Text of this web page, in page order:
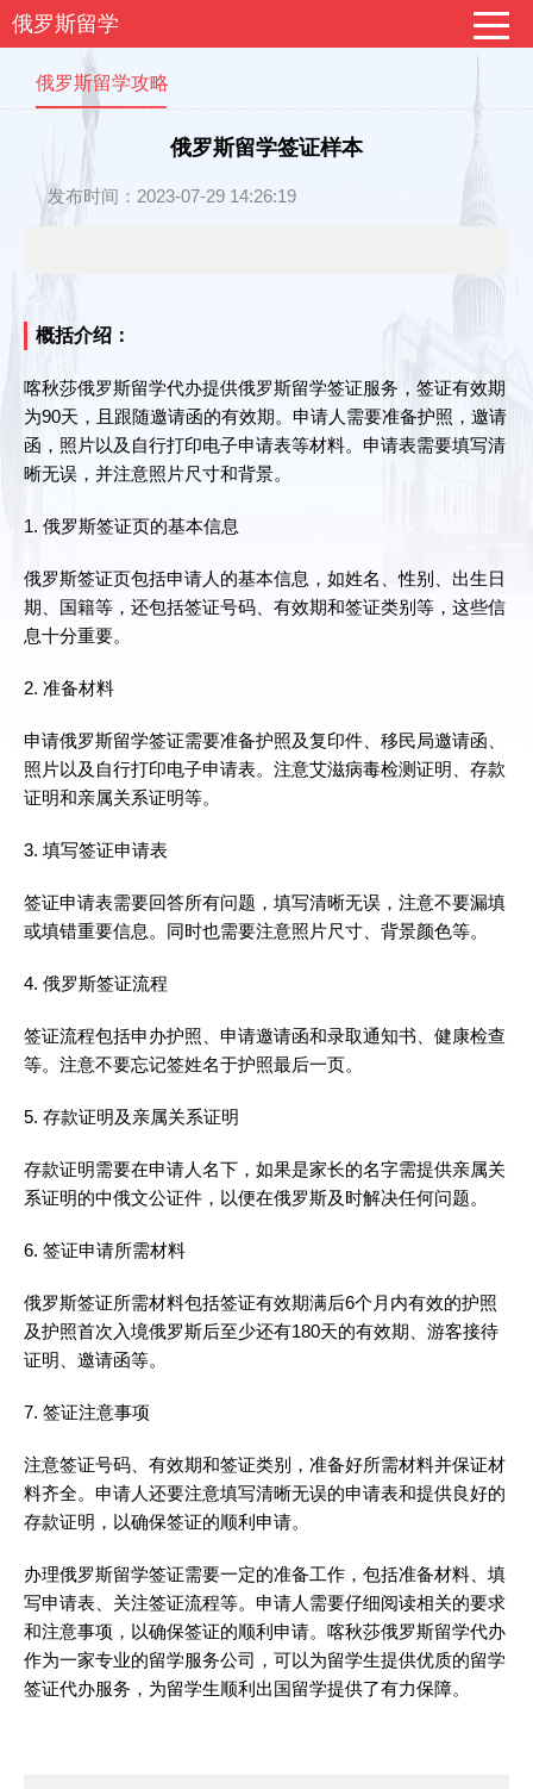
俄罗斯留学
俄罗斯留学攻略
俄罗斯留学签证样本
发布时间：2023-07-29 14:26:19
概括介绍：
喀秋莎俄罗斯留学代办提供俄罗斯留学签证服务，签证有效期
为90天，且跟随邀请函的有效期。申请人需要准备护照，邀请
函，照片以及自行打印电子申请表等材料。申请表需要填写清
晰无误，并注意照片尺寸和背景。
1. 俄罗斯签证页的基本信息
俄罗斯签证页包括申请人的基本信息，如姓名、性别、出生日
期、国籍等，还包括签证号码、有效期和签证类别等，这些信
息十分重要。
2. 准备材料
申请俄罗斯留学签证需要准备护照及复印件、移民局邀请函、
照片以及自行打印电子申请表。注意艾滋病毒检测证明、存款
证明和亲属关系证明等。
3. 填写签证申请表
签证申请表需要回答所有问题，填写清晰无误，注意不要漏填
或填错重要信息。同时也需要注意照片尺寸、背景颜色等。
4. 俄罗斯签证流程
签证流程包括申办护照、申请邀请函和录取通知书、健康检查
等。注意不要忘记签姓名于护照最后一页。
5. 存款证明及亲属关系证明
存款证明需要在申请人名下，如果是家长的名字需提供亲属关
系证明的中俄文公证件，以便在俄罗斯及时解决任何问题。
6. 签证申请所需材料
俄罗斯签证所需材料包括签证有效期满后6个月内有效的护照
及护照首次入境俄罗斯后至少还有180天的有效期、游客接待
证明、邀请函等。
7. 签证注意事项
注意签证号码、有效期和签证类别，准备好所需材料并保证材
料齐全。申请人还要注意填写清晰无误的申请表和提供良好的
存款证明，以确保签证的顺利申请。
办理俄罗斯留学签证需要一定的准备工作，包括准备材料、填
写申请表、关注签证流程等。申请人需要仔细阅读相关的要求
和注意事项，以确保签证的顺利申请。喀秋莎俄罗斯留学代办
作为一家专业的留学服务公司，可以为留学生提供优质的留学
签证代办服务，为留学生顺利出国留学提供了有力保障。